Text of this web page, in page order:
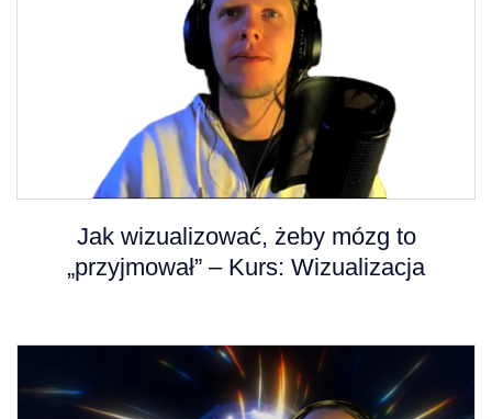
Jak wizualizować, żeby mózg to
„przyjmował” – Kurs: Wizualizacja